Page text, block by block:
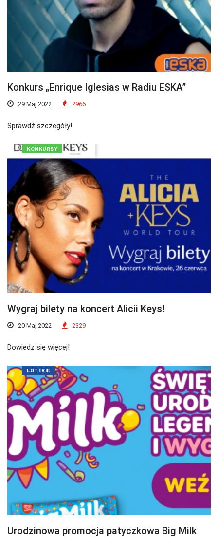
Konkurs „Enrique Iglesias w Radiu ESKA”
29 Maj 2022 2966
Sprawdź szczegóły!
KONKURSY
Wygraj bilety na koncert Alicii Keys!
20 Maj 2022 2329
Dowiedz się więcej!
LOTERIE
Urodzinowa promocja patyczkowa Big Milk